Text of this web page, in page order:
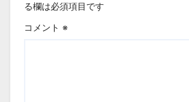
る欄は必須項目です
コメント ※